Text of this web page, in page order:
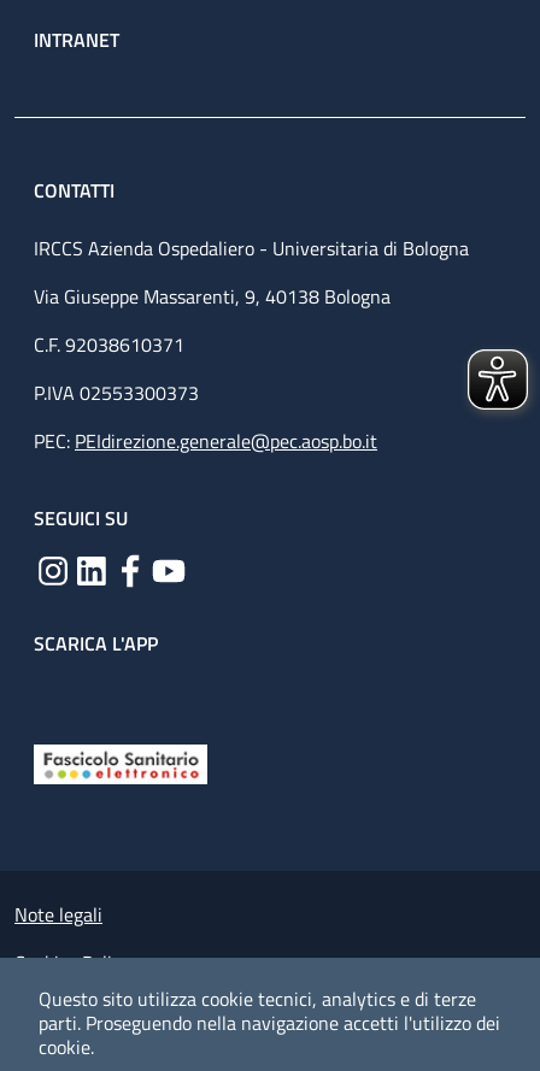
Questo sito utilizza cookie tecnici, analytics e di terze
parti. Proseguendo nella navigazione accetti l'utilizzo dei
cookie.
INTRANET
CONTATTI
IRCCS Azienda Ospedaliero - Universitaria di Bologna
Via Giuseppe Massarenti, 9, 40138 Bologna
C.F. 92038610371
P.IVA 02553300373
PEC: PEIdirezione.generale@pec.aosp.bo.it
SEGUICI SU
SCARICA L'APP
Small prints
Note legali
Cookies Policy
Policy privacy e protezione del dato personale
Albo pretorio on-line